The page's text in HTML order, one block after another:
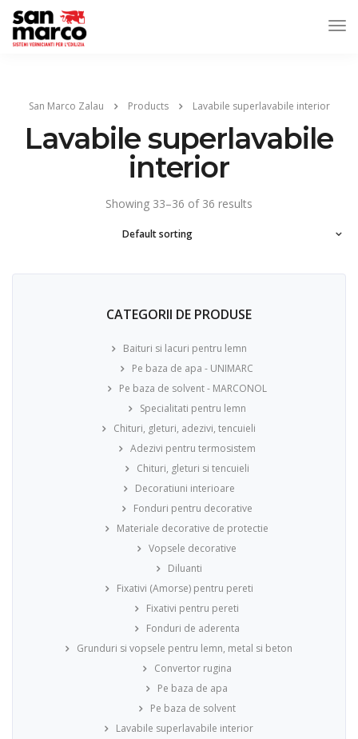
San Marco Zalau Products Lavabile superlavabile interior
Lavabile superlavabile
interior
Showing 33–36 of 36 results
CATEGORII DE PRODUSE
Baituri si lacuri pentru lemn
Pe baza de apa - UNIMARC
Pe baza de solvent - MARCONOL
Specialitati pentru lemn
Chituri, gleturi, adezivi, tencuieli
Adezivi pentru termosistem
Chituri, gleturi si tencuieli
Decoratiuni interioare
Fonduri pentru decorative
Materiale decorative de protectie
Vopsele decorative
Diluanti
Fixativi (Amorse) pentru pereti
Fixativi pentru pereti
Fonduri de aderenta
Grunduri si vopsele pentru lemn, metal si beton
Convertor rugina
Pe baza de apa
Pe baza de solvent
Lavabile superlavabile interior